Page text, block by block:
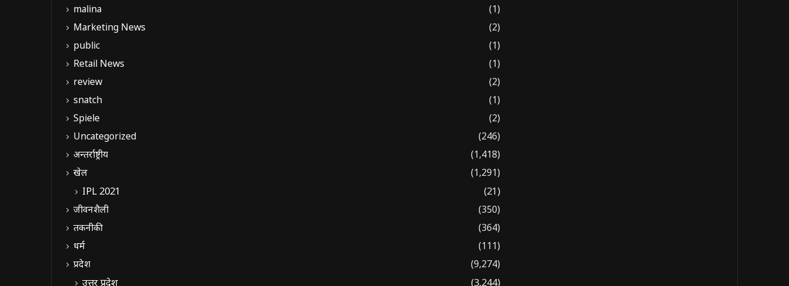
malina
(1)
Marketing News
(2)
public
(1)
Retail News
(1)
review
(2)
snatch
(1)
Spiele
(2)
Uncategorized
(246)
अन्तर्राष्ट्रीय
(1,418)
खेल
(1,291)
IPL 2021 (21)
जीवनशैली
(350)
तकनीकी
(364)
धर्म
(111)
प्रदेश
(9,274)
उत्तर प्रदेश
(3,244)